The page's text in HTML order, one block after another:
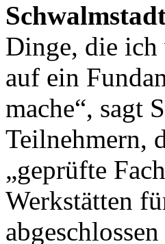
Dinge, die ich
auf ein
mache“, sagt
Teilnehmern,
„geprüfte
Werkstätten